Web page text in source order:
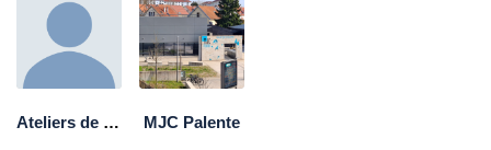
Ateliers de quartier MJC Palente